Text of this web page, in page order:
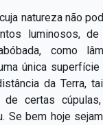
natureza não
luminosos,
como
única superfície
da Terra,
certas
Se bem hoje